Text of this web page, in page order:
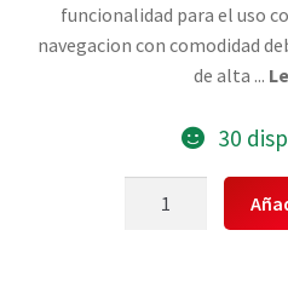
funcionalidad para el uso
navegacion con comodidad
de alta ...
30